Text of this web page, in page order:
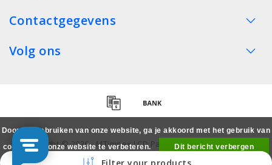
Contactgegevens
Volg ons
Copyright © 2026 - MTimpex LCD Parts Cases Groothandel
Smartphone - All rights reserved
Door het gebruiken van onze website, ga je akkoord met het gebruik van
cookies om onze website te verbeteren.
Dit bericht verbergen
Meer over cookies »